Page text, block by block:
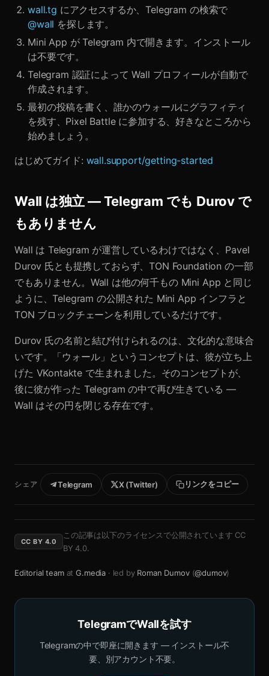
wall.tg にアクセスするか、Telegram の検索で
@wall を探します。
Mini App が Telegram 内で開きます。インストール
は不要です。
Telegram 認証によって Wall プロフィールが自動で
作成されます。
最初の投稿を書く、誰かのウォールにグラフィティ
を残す、Pixel Battle に参加する、好きなところから
始めましょう。
はじめてガイド: wall.support/getting-started
Wall は独立 — Telegram でも Durov で
もありません
Wall は Telegram が運営しているわけではなく、Pavel
Durov 氏とも提携しておらず、TON Foundation の一部
でもありません。Wall は他の何千もの Mini App と同じ
ように、Telegram の公開された Mini App インフラと
TON ブロックチェーンを利用しているだけです。
Durov 氏の名前と結び付けられるのは、文化的な意味合
いです。「ウォール」というコンセプトは、彼が立ち上
げた VKontakte で生まれました。そのコンセプトが、
後に彼が作った Telegram の中で再び生きている —
Wall はその円を閉じる存在です。
シェア Telegram X (Twitter) リンクをコピー
CC BY 4.0
この記事は以下のライセンスで公開されています CC
BY 4.0.
Editorial teamat G.media · led by Roman Dumov (@dumov)
TelegramでWallを試す
Telegramの中で即座に開きます — インストール不
要、別アカウント不要。